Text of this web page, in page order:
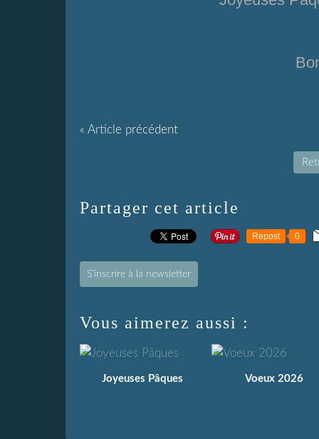
« Article précédent
Partager cet article
Repost 0
S'inscrire à la newsletter
Vous aimerez aussi :
Joyeuses Pâques Voeux 2026